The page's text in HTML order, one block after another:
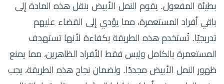
بطيئة المفعول. يقوم النمل الأبيض بنقل هذه المادة إلى
باقي أفراد المستعمرة، مما يؤدي إلى القضاء عليهم
تدريجيًا. تُستخدم هذه الطريقة بكفاءة لأنها تستهدف
المستعمرة بالكامل وليس فقط الأفراد الظاهرين، مما يمنع
ظهور النمل الأبيض مجددًا. ولضمان نجاح هذه الطريقة، يجب